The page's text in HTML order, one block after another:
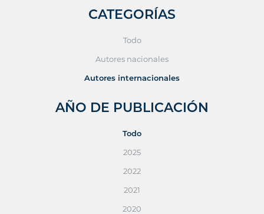
CATEGORÍAS
Todo
Autores nacionales
Autores internacionales
AÑO DE PUBLICACIÓN
Todo
2025
2022
2021
2020